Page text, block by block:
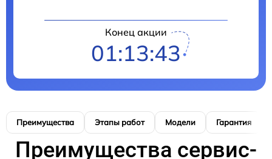
Конец акции
01:13:42
Преимущества Этапы работ Модели Гарантия
Преимущества сервис-